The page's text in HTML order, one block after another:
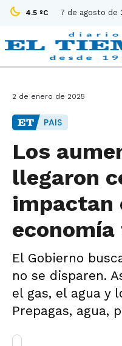
4.5 ºC 7 de agosto de
2 de enero de 2025
PAIS
Los
llegaron
impactan
El Gobierno
no se disparen.
el gas, el agua y
Prepagas, agua,